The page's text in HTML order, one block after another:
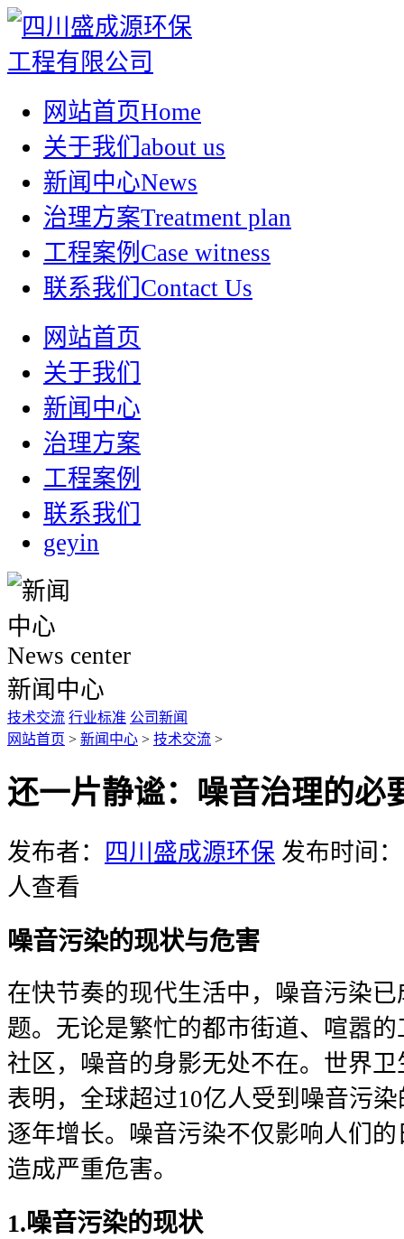
网站首页Home
关于我们 about us
新闻中心News
治理方案Treatment plan
工程案例 Case witness
联系我们 Contact Us
网站首页
关于我们
新闻中心
治理方案
工程案例
联系我们
geyin
News center
新闻中心
技术交流 行业标准 公司新闻
网站首页 > 新闻中心 > 技术交流 >
还一片静谧：噪音治理的必
发布者： 四川盛成源环保 发布时间
人查看
噪音污染的现状与危害
在快节奏的现代生活中，噪音污染
题。无论是繁忙的都市街道、喧嚣
社区，噪音的身影无处不在。世界
表明，全球超过10亿人受到噪音污
逐年增长。噪音污染不仅影响人们
造成严重危害。
1.噪音污染的现状